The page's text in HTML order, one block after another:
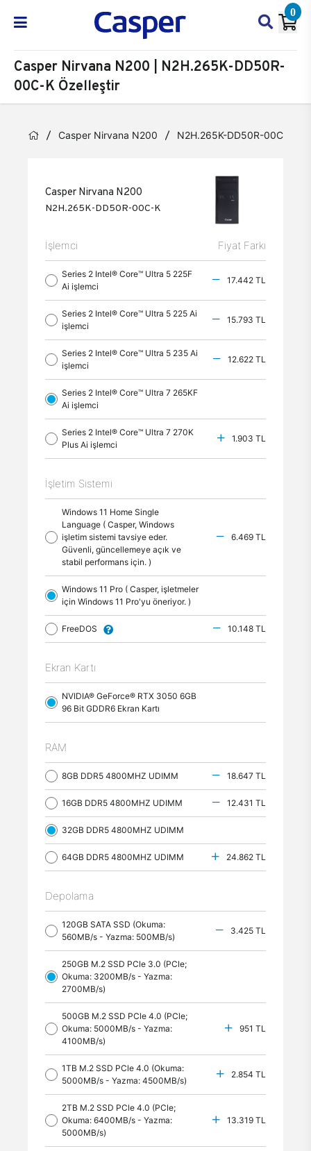
0
Casper Nirvana N200 | N2H.265K-DD50R-
00C-K Özelleştir
Casper Nirvana N200 N2H.265K-DD50R-00C-K
Casper Nirvana N200
N2H.265K-DD50R-00C-K
İşlemci Fiyat Farkı
Series 2 Intel® Core™ Ultra 5 225F
Ai işlemci
17.442 TL
Series 2 Intel® Core™ Ultra 5 225 Ai
işlemci
15.793 TL
Series 2 Intel® Core™ Ultra 5 235 Ai
işlemci
12.622 TL
Series 2 Intel® Core™ Ultra 7 265KF
Ai işlemci
Series 2 Intel® Core™ Ultra 7 270K
Plus Ai işlemci
1.903 TL
İşletim Sistemi
Windows 11 Home Single
Language ( Casper, Windows
işletim sistemi tavsiye eder.
Güvenli, güncellemeye açık ve
stabil performans için. )
6.469 TL
Windows 11 Pro ( Casper, işletmeler
için Windows 11 Pro'yu öneriyor. )
FreeDOS 10.148 TL
Ekran Kartı
NVIDIA® GeForce® RTX 3050 6GB
96 Bit GDDR6 Ekran Kartı
RAM
8GB DDR5 4800MHZ UDIMM 18.647 TL
16GB DDR5 4800MHZ UDIMM 12.431 TL
32GB DDR5 4800MHZ UDIMM
64GB DDR5 4800MHZ UDIMM 24.862 TL
Depolama
120GB SATA SSD (Okuma:
560MB/s - Yazma: 500MB/s)
3.425 TL
250GB M.2 SSD PCle 3.0 (PCle;
Okuma: 3200MB/s - Yazma:
2700MB/s)
500GB M.2 SSD PCle 4.0 (PCle;
Okuma: 5000MB/s - Yazma:
4100MB/s)
951 TL
1TB M.2 SSD PCle 4.0 (Okuma:
5000MB/s - Yazma: 4500MB/s)
2.854 TL
2TB M.2 SSD PCle 4.0 (PCle;
Okuma: 6400MB/s - Yazma:
5000MB/s)
13.319 TL